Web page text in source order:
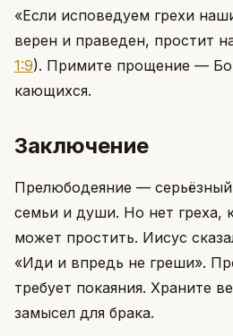
«Если исповедуем грехи
верен и праведен, простит
1:9). Примите прощение —
кающихся.
Заключение
Прелюбодеяние —
семьи и души. Но нет греха,
может простить. Иисус
«Иди и впредь не греши».
требует покаяния. Храните
замысел для брака.